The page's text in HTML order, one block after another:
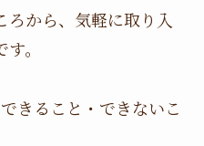
ろから、気軽に取り入
。
きること・できないこ